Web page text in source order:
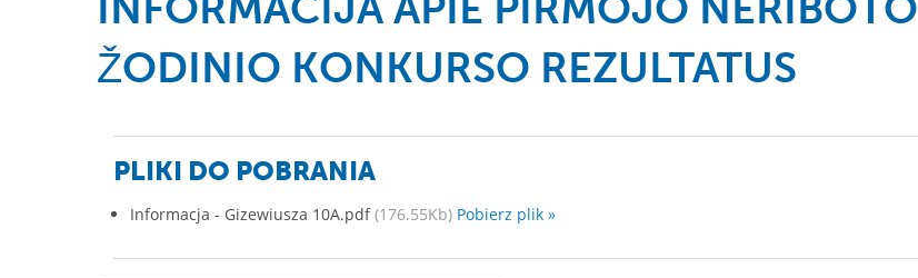
ŽODINIO KONKURSO REZULTATUS
PLIKI DO POBRANIA
Informacja - Gizewiusza 10A.pdf(176.55Kb) Pobierz plik »